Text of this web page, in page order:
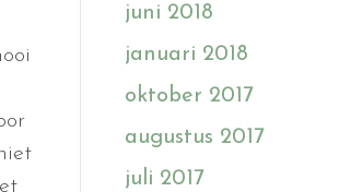
juni 2018
januari 2018
oktober 2017
augustus 2017
juli 2017